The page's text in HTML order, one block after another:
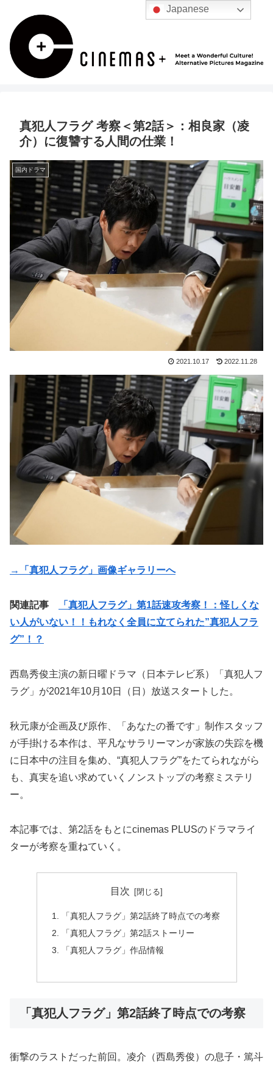
真犯人フラグ 考察＜第2話＞：相良家（凌
介）に復讐する人間の仕業！
国内ドラマ
2021.10.17 2022.11.28
→「真犯人フラグ」画像ギャラリーへ
関連記事
「真犯人フラグ」第1話速攻考察！：怪しくな
い人がいない！！もれなく全員に立てられた”真犯人フラ
グ”！？
西島秀俊主演の新日曜ドラマ（日本テレビ系）「真犯人フ
ラグ」が2021年10月10日（日）放送スタートした。
秋元康が企画及び原作、「あなたの番です」制作スタッフ
が手掛ける本作は、平凡なサラリーマンが家族の失踪を機
に日本中の注目を集め、“真犯人フラグ”をたてられながら
も、真実を追い求めていくノンストップの考察ミステリ
ー。
本記事では、第2話をもとにcinemas PLUSのドラマライ
ターが考察を重ねていく。
目次
「真犯人フラグ」第2話終了時点での考察
「真犯人フラグ」第2話ストーリー
「真犯人フラグ」作品情報
「真犯人フラグ」第2話終了時点での考察
衝撃のラストだった前回。凌介（西島秀俊）の息子・篤斗
Japanese